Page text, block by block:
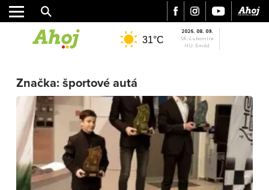
MESTO
REGIÓN
ŠPORT
KULTÚRA
FOTKY
VIDEO
MIX
31°C
2026. 08. 09.
SK: Ľubomíra
HU: Emőd
Značka: športové autá